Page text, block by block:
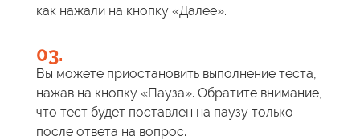
как нажали на кнопку «Далее».
03.
Вы можете приостановить выполнение теста,
нажав на кнопку «Пауза». Обратите внимание,
что тест будет поставлен на паузу только
после ответа на вопрос.